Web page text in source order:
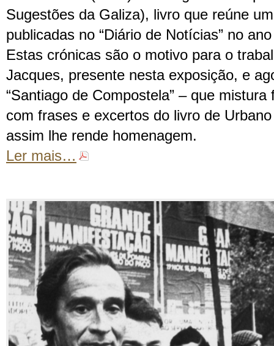
Sugestões da Galiza), livro que reúne
publicadas no “Diário de Notícias” no
Estas crónicas são o motivo para o
Jacques, presente nesta exposição, e
“Santiago de Compostela” – que
com frases e excertos do livro de
assim lhe rende homenagem.
Ler mais…